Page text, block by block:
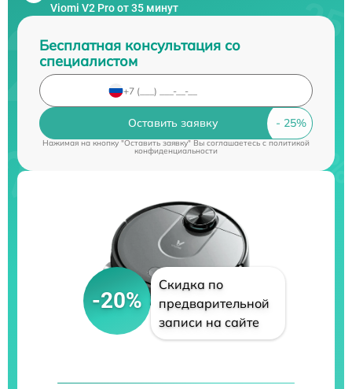
Viomi V2 Pro от 35 минут
Бесплатная консультация со
специалистом
Оставить заявку
Нажимая на кнопку "Оставить заявку" Вы соглашаетесь cполитикой
конфиденциальности
-20%
Скидка по
предварительной
записи на сайте